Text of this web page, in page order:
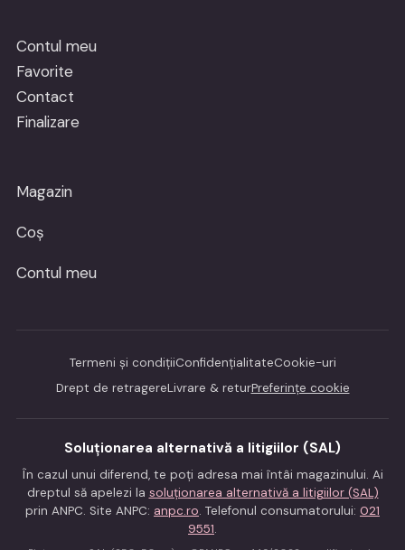
Contul meu
Favorite
Contact
Finalizare
Magazin
Coș
Contul meu
Termeni și condițiiConfidențialitateCookie-uri
Drept de retragereLivrare & returPreferințe cookie
Soluționarea alternativă a litigiilor (SAL)
În cazul unui diferend, te poți adresa mai întâi magazinului. Ai
dreptul să apelezi la soluționarea alternativă a litigiilor (SAL)
prin ANPC. Site ANPC: anpc.ro. Telefonul consumatorului: 021
9551.